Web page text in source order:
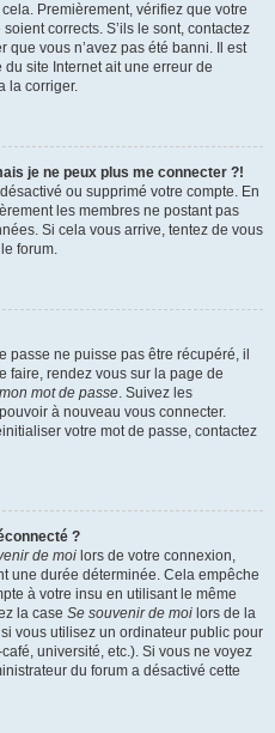
Premièrement, vérifiez que votre
corrects. S’ils le sont, contactez
vous n’avez pas été banni. Il est
site Internet ait une erreur de
la corriger.
je ne peux plus me connecter ?!
ou supprimé votre compte. En
les membres ne postant pas
Si cela vous arrive, tentez de vous
forum.
passe ne puisse pas être récupéré, il
faire, rendez vous sur la page de
mot de passe. Suivez les
à nouveau vous connecter.
votre mot de passe, contactez
?
de moi lors de votre connexion,
une durée déterminée. Cela empêche
à votre insu en utilisant le même
la case Se souvenir de moi lors de la
vous utilisez un ordinateur public pour
université, etc.). Si vous ne voyez
du forum a désactivé cette